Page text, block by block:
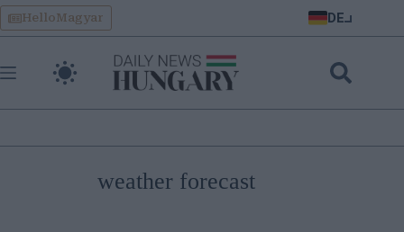
Skip
to
content
HelloMagyar DE
weather forecast